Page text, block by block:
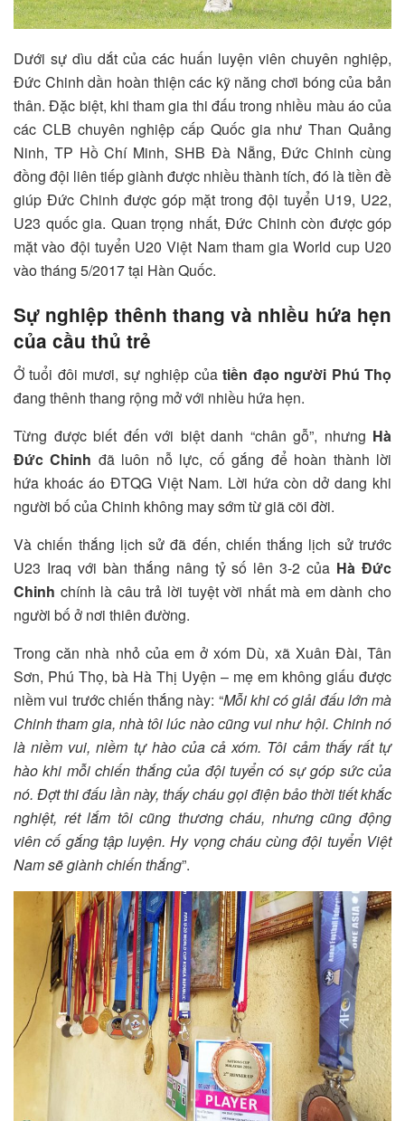
Dưới sự dìu dắt của các huấn luyện viên chuyên nghiệp,
Đức Chinh dần hoàn thiện các kỹ năng chơi bóng của bản
thân. Đặc biệt, khi tham gia thi đấu trong nhiều màu áo của
các CLB chuyên nghiệp cấp Quốc gia như Than Quảng
Ninh, TP Hồ Chí Minh, SHB Đà Nẵng, Đức Chinh cùng
đồng đội liên tiếp giành được nhiều thành tích, đó là tiền đề
giúp Đức Chinh được góp mặt trong đội tuyển U19, U22,
U23 quốc gia. Quan trọng nhất, Đức Chinh còn được góp
mặt vào đội tuyển U20 Việt Nam tham gia World cup U20
vào tháng 5/2017 tại Hàn Quốc.
Sự nghiệp thênh thang và nhiều hứa hẹn
của cầu thủ trẻ
Ở tuổi đôi mươi, sự nghiệp củatiền đạo người Phú Thọ
đang thênh thang rộng mở với nhiều hứa hẹn.
Từng được biết đến với biệt danh “chân gỗ”, nhưng Hà
Đức Chinh đã luôn nỗ lực, cố gắng để hoàn thành lời
hứa khoác áo ĐTQG Việt Nam. Lời hứa còn dở dang khi
người bố của Chinh không may sớm từ giã cõi đời.
Và chiến thắng lịch sử đã đến, chiến thắng lịch sử trước
U23 Iraq với bàn thắng nâng tỷ số lên 3-2 của Hà Đức
Chinh chính là câu trả lời tuyệt vời nhất mà em dành cho
người bố ở nơi thiên đường.
Trong căn nhà nhỏ của em ở xóm Dù, xã Xuân Đài, Tân
Sơn, Phú Thọ, bà Hà Thị Uyện – mẹ em không giấu được
niềm vui trước chiến thắng này: “Mỗi khi có giải đấu lớn mà
Chinh tham gia, nhà tôi lúc nào cũng vui như hội. Chinh nó
là niềm vui, niềm tự hào của cả xóm. Tôi cảm thấy rất tự
hào khi mỗi chiến thắng của đội tuyển có sự góp sức của
nó. Đợt thi đấu lần này, thấy cháu gọi điện bảo thời tiết khắc
nghiệt, rét lắm tôi cũng thương cháu, nhưng cũng động
viên cố gắng tập luyện. Hy vọng cháu cùng đội tuyển Việt
Nam sẽ giành chiến thắng”.